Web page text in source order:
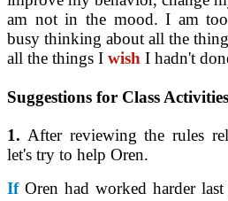
am not in the mood. I am
busy thinking about all the
all the things I wish I hadn't
Suggestions for Class
1. After reviewing the rules
let's try to help Oren.
If Oren had worked harder